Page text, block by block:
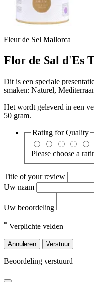
Fleur de Sel Mallorca
Flor de Sal d'Es
Dit is een speciale
smaken: Naturel,
Het wordt geleverd in een
50 gram.
Rating forQuality
Please choose a
Title of your review
Uw naam
Uw beoordeling
* Verplichte velden
Annuleren Verstuur
Beoordeling verstuurd